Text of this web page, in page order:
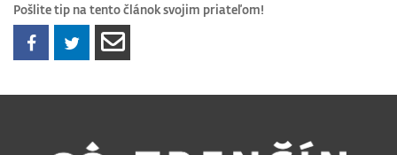
Pošlite tip na tento článok svojim priateľom!